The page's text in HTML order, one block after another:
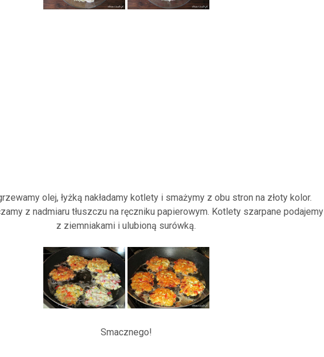
olej, łyżką nakładamy kotlety i smażymy z obu stron na złoty kolor.
z nadmiaru tłuszczu na ręczniku papierowym. Kotlety szarpane podajemy
z ziemniakami i ulubioną surówką.
Smacznego!